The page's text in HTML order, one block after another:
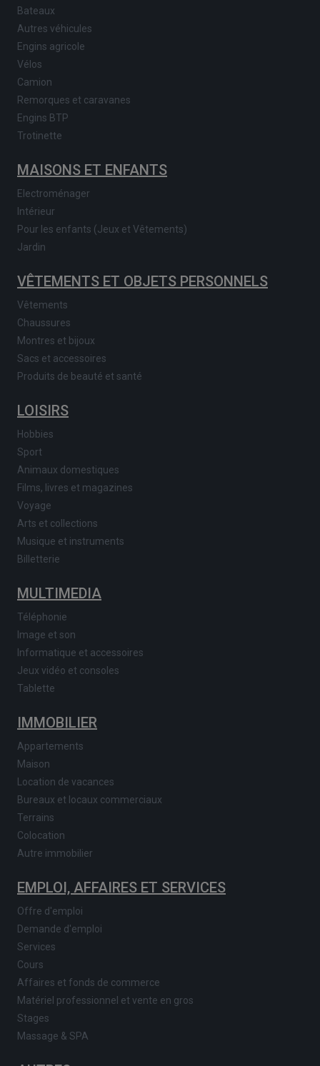
Bateaux
Autres véhicules
Engins agricole
Vélos
Camion
Remorques et caravanes
Engins BTP
Trotinette
MAISONS ET ENFANTS
Electroménager
Intérieur
Pour les enfants (Jeux et Vêtements)
Jardin
VÊTEMENTS ET OBJETS PERSONNELS
Vêtements
Chaussures
Montres et bijoux
Sacs et accessoires
Produits de beauté et santé
LOISIRS
Hobbies
Sport
Animaux domestiques
Films, livres et magazines
Voyage
Arts et collections
Musique et instruments
Billetterie
MULTIMEDIA
Téléphonie
Image et son
Informatique et accessoires
Jeux vidéo et consoles
Tablette
IMMOBILIER
Appartements
Maison
Location de vacances
Bureaux et locaux commerciaux
Terrains
Colocation
Autre immobilier
EMPLOI, AFFAIRES ET SERVICES
Offre d'emploi
Demande d'emploi
Services
Cours
Affaires et fonds de commerce
Matériel professionnel et vente en gros
Stages
Massage & SPA